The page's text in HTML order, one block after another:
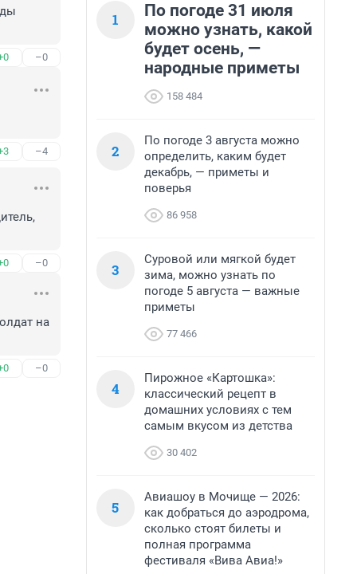
–0
–4
–0
на
–0
1
По погоде 31 июля
можно узнать, какой
будет осень, —
народные приметы
158 484
2
По погоде 3 августа можно
определить, каким будет
декабрь, — приметы и
поверья
86 958
3
Суровой или мягкой будет
зима, можно узнать по
погоде 5 августа — важные
приметы
77 466
4
Пирожное «Картошка»:
классический рецепт в
домашних условиях с тем
самым вкусом из детства
30 402
5
Авиашоу в Мочище — 2026:
как добраться до аэродрома,
сколько стоят билеты и
полная программа
фестиваля «Вива Авиа!»